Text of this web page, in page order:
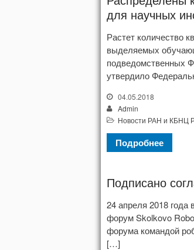
для научных
Растет количество
выделяемых
подведомственных
утвердило
04.05.2018
Admin
Новости РАН и КБНЦ
Подробнее
Подписано
24 апреля 2018
форум Skolkovo
форума командой
[…]